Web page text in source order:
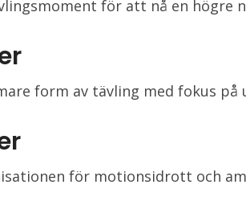
för att nå en högre
form av tävling med fokus på
för motionsidrott och